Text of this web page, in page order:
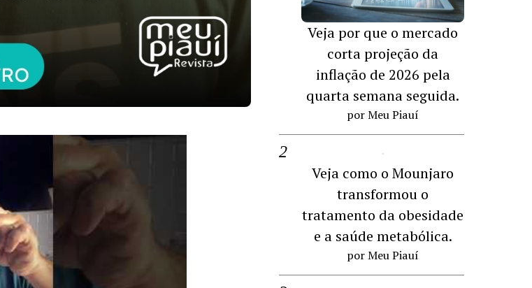
Veja por que o mercado
corta projeção da
inflação de 2026 pela
quarta semana seguida.
por Meu Piauí
Veja como o Mounjaro
transformou o
tratamento da obesidade
e a saúde metabólica.
por Meu Piauí